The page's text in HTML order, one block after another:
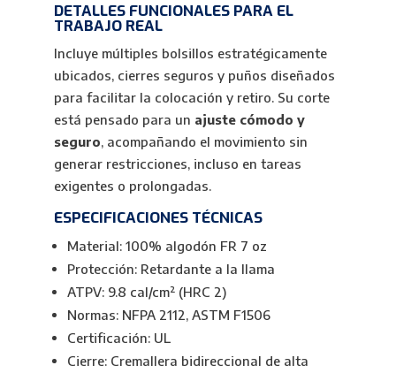
DETALLES FUNCIONALES PARA EL
TRABAJO REAL
Incluye múltiples bolsillos estratégicamente
ubicados, cierres seguros y puños diseñados
para facilitar la colocación y retiro. Su corte
está pensado para un ajuste cómodo y
seguro, acompañando el movimiento sin
generar restricciones, incluso en tareas
exigentes o prolongadas.
ESPECIFICACIONES TÉCNICAS
Material: 100% algodón FR 7 oz
Protección: Retardante a la llama
ATPV: 9.8 cal/cm² (HRC 2)
Normas: NFPA 2112, ASTM F1506
Certificación: UL
Cierre: Cremallera bidireccional de alta